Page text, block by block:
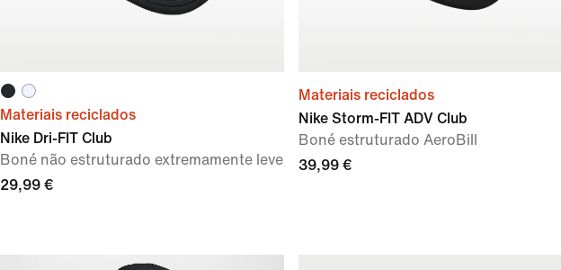
Materiais reciclados
Nike Dri-FIT Club
Boné não estruturado extremamente leve
29,99 €
Materiais reciclados
Nike Storm-FIT ADV Club
Boné estruturado AeroBill
39,99 €